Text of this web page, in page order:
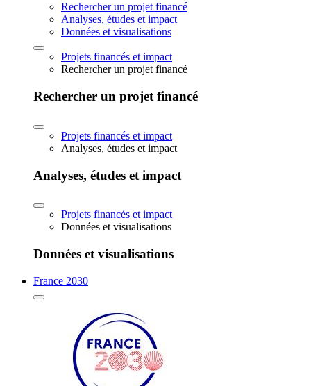
Rechercher un projet financé
Analyses, études et impact
Données et visualisations
Projets financés et impact
Rechercher un projet financé
Rechercher un projet financé
Projets financés et impact
Analyses, études et impact
Analyses, études et impact
Projets financés et impact
Données et visualisations
Données et visualisations
France 2030